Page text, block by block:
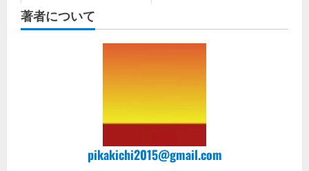
著者について
pikakichi2015@gmail.com